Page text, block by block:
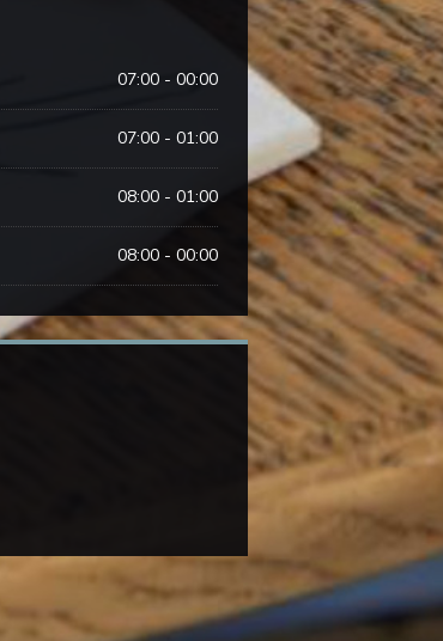
07:00 - 00:00
07:00 - 01:00
08:00 - 01:00
08:00 - 00:00
Fenster))